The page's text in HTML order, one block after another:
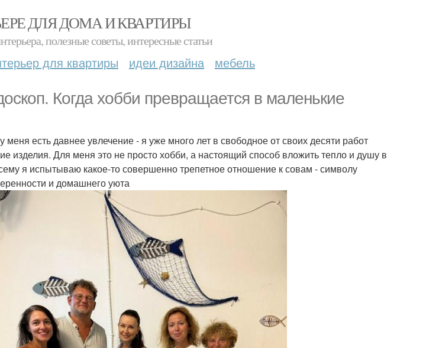
ДЛЯ ДОМА И КВАРТИРЫ
полезные советы, интересные статьи
для квартиры идеи дизайна мебель
Когда хобби превращается в маленькие
меня есть давнее увлечение - я уже много лет в свободное от своих десяти работ
изделия. Для меня это не просто хобби, а настоящий способ вложить тепло и душу в
я испытываю какое-то совершенно трепетное отношение к совам - символу
и домашнего уюта